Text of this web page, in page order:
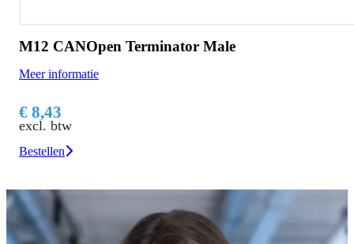
M12 CANOpen Terminator Male
Meer informatie
€ 8,43
excl. btw
Bestellen